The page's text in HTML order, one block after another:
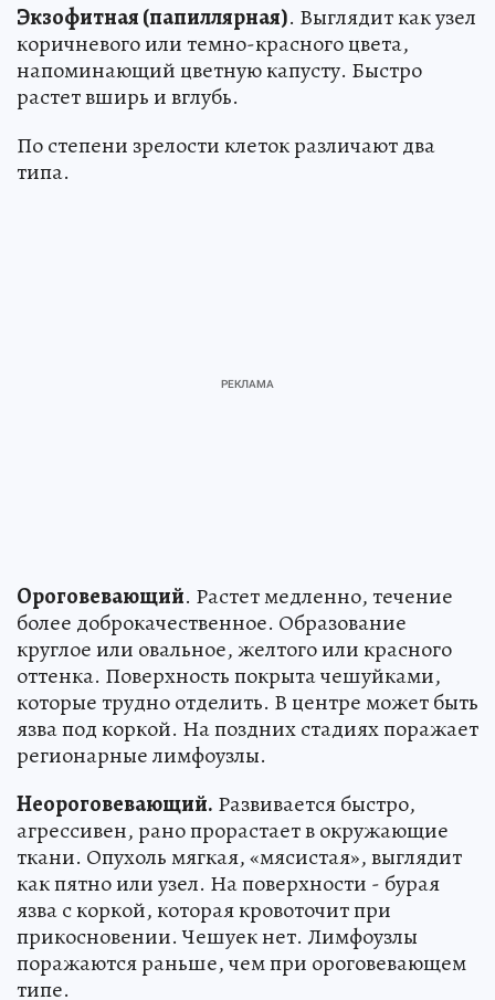
Экзофитная (папиллярная). Выглядит как узел
коричневого или темно-красного цвета,
напоминающий цветную капусту. Быстро
растет вширь и вглубь.
По степени зрелости клеток различают два
типа.
Ороговевающий. Растет медленно, течение
более доброкачественное. Образование
круглое или овальное, желтого или красного
оттенка. Поверхность покрыта чешуйками,
которые трудно отделить. В центре может быть
язва под коркой. На поздних стадиях поражает
регионарные лимфоузлы.
Неороговевающий. Развивается быстро,
агрессивен, рано прорастает в окружающие
ткани. Опухоль мягкая, «мясистая», выглядит
как пятно или узел. На поверхности - бурая
язва с коркой, которая кровоточит при
прикосновении. Чешуек нет. Лимфоузлы
поражаются раньше, чем при ороговевающем
типе.